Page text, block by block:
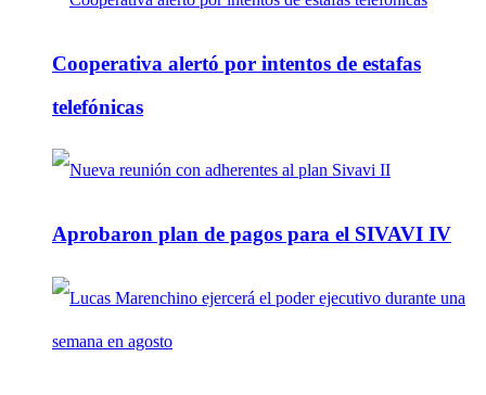
Cooperativa alertó por intentos de estafas
telefónicas
Aprobaron plan de pagos para el SIVAVI IV